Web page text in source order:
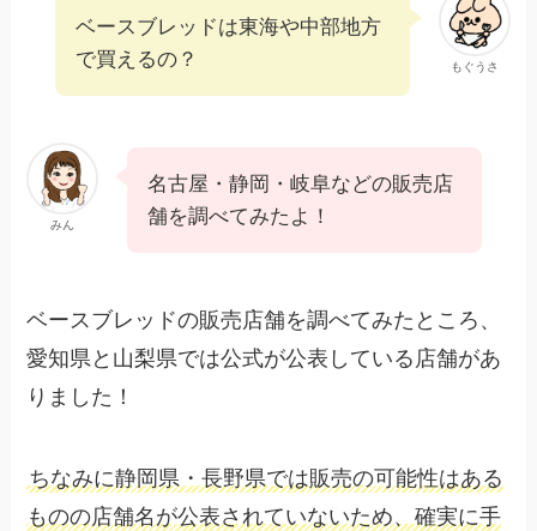
もぐうさ
ベースブレッドは東海や中部地方
で買えるの？
みん
名古屋・静岡・岐阜などの販売店
舗を調べてみたよ！
ベースブレッドの販売店舗を調べてみたところ、
愛知県と山梨県では公式が公表している店舗があ
りました！
ちなみに静岡県・長野県では販売の可能性はある
ものの店舗名が公表されていないため、確実に手